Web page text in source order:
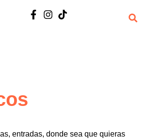
entradas, donde sea que quieras